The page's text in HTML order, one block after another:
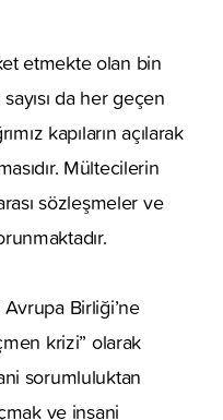
etmekte olan bin
da her geçen
kapıların açılarak
Mültecilerin
sözleşmeler ve
Birliği’ne
krizi” olarak
sorumluluktan
ve insani